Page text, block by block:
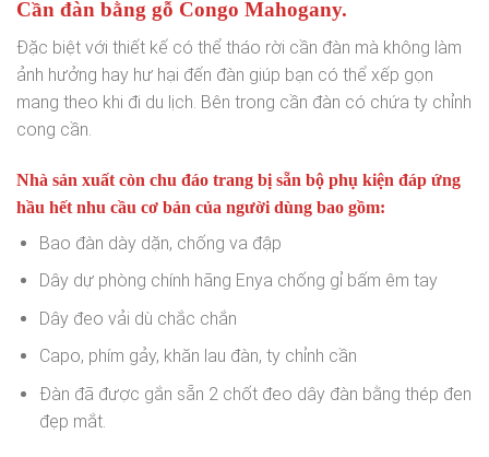
Cần đàn bằng gỗ Congo Mahogany.
Đặc biệt với thiết kế có thể tháo rời cần đàn mà không làm
ảnh hưởng hay hư hại đến đàn giúp bạn có thể xếp gọn
mang theo khi đi du lịch. Bên trong cần đàn có chứa ty chỉnh
cong cần.
Nhà sản xuất còn chu đáo trang bị sẵn bộ phụ kiện đáp ứng
hầu hết nhu cầu cơ bản của người dùng bao gồm:
Bao đàn dày dặn, chống va đập
Dây dự phòng chính hãng Enya chống gỉ bấm êm tay
Dây đeo vải dù chắc chắn
Capo, phím gảy, khăn lau đàn, ty chỉnh cần
Đàn đã được gắn sẵn 2 chốt đeo dây đàn bằng thép đen
đẹp mắt.